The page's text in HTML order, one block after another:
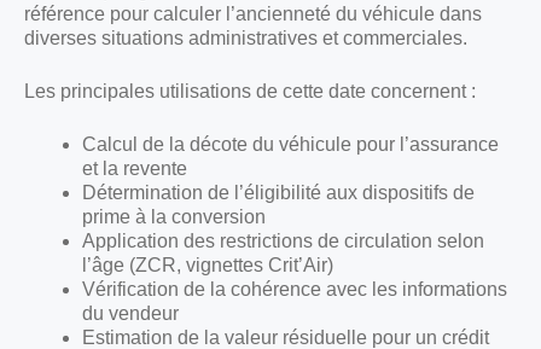
référence pour calculer l’ancienneté du véhicule dans
diverses situations administratives et commerciales.
Les principales utilisations de cette date concernent :
Calcul de la décote du véhicule pour l’assurance
et la revente
Détermination de l’éligibilité aux dispositifs de
prime à la conversion
Application des restrictions de circulation selon
l’âge (ZCR, vignettes Crit’Air)
Vérification de la cohérence avec les informations
du vendeur
Estimation de la valeur résiduelle pour un crédit